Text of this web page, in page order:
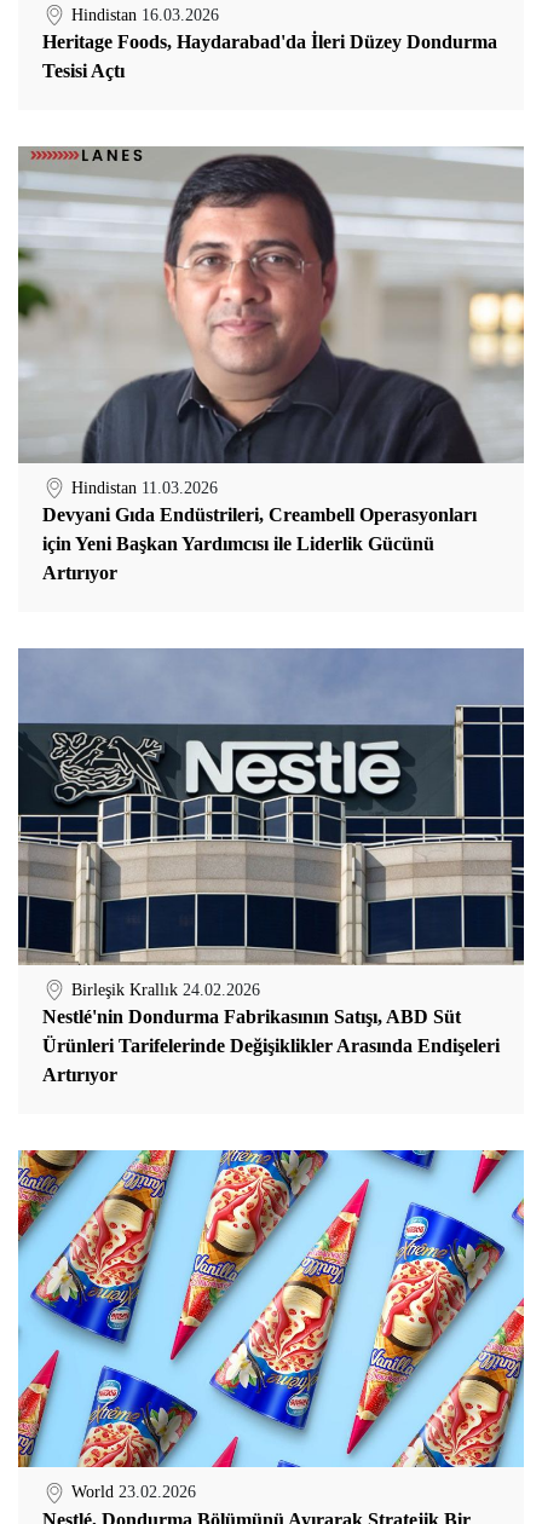
Hindistan 16.03.2026
Heritage Foods, Haydarabad'da İleri Düzey Dondurma
Tesisi Açtı
Hindistan 11.03.2026
Devyani Gıda Endüstrileri, Creambell Operasyonları
için Yeni Başkan Yardımcısı ile Liderlik Gücünü
Artırıyor
Birleşik Krallık 24.02.2026
Nestlé'nin Dondurma Fabrikasının Satışı, ABD Süt
Ürünleri Tarifelerinde Değişiklikler Arasında Endişeleri
Artırıyor
World 23.02.2026
Nestlé, Dondurma Bölümünü Ayırarak Stratejik Bir